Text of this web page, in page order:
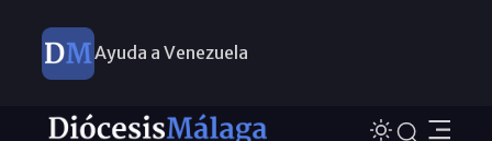
Ayuda a Venezuela